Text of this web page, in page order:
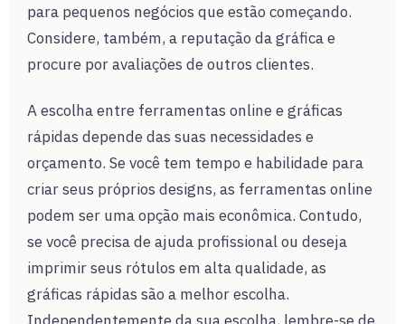
para pequenos negócios que estão começando.
Considere, também, a reputação da gráfica e
procure por avaliações de outros clientes.
A escolha entre ferramentas online e gráficas
rápidas depende das suas necessidades e
orçamento. Se você tem tempo e habilidade para
criar seus próprios designs, as ferramentas online
podem ser uma opção mais econômica. Contudo,
se você precisa de ajuda profissional ou deseja
imprimir seus rótulos em alta qualidade, as
gráficas rápidas são a melhor escolha.